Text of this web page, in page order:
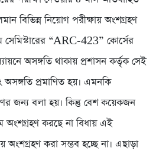
বিভিন্ন নিয়োগ পরীক্ষায় অংশগ্রহণ
সেমিস্টারের “ARC-423” কোর্সের
অসঙ্গতি থাকায় প্রশাসন কর্তৃক সেই
প্রমাণিত হয়। এমনকি
জন্য বলা হয়। কিন্তু বেশ কয়েকজন
অংশগ্রহণ করছে না বিধায় এই
অংশগ্রহণ করা সম্ভব হচ্ছে না। এছাড়া